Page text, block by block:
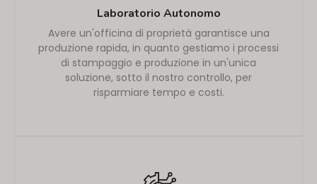
Laboratorio Autonomo
Avere un'officina di proprietà garantisce una
produzione rapida, in quanto gestiamo i processi
di stampaggio e produzione in un'unica
soluzione, sotto il nostro controllo, per
risparmiare tempo e costi.